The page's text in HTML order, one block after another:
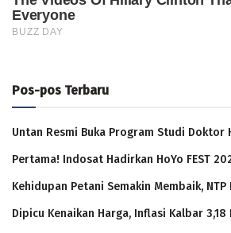
Pos-pos Terbaru
Untan Resmi Buka Program Studi Doktor
Pertama! Indosat Hadirkan HoYo FEST
Kehidupan Petani Semakin Membaik, NTP
Dipicu Kenaikan Harga, Inflasi Kalbar 3,18